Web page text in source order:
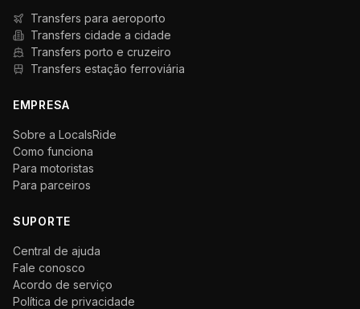
Transfers para aeroporto
Transfers cidade a cidade
Transfers porto e cruzeiro
Transfers estação ferroviária
EMPRESA
Sobre a LocalsRide
Como funciona
Para motoristas
Para parceiros
SUPORTE
Central de ajuda
Fale conosco
Acordo de serviço
Política de privacidade